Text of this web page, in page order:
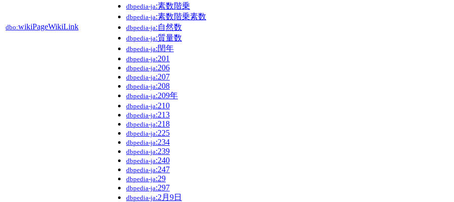
dbo:wikiPageWikiLink
dbpedia-ja:素数階乗
dbpedia-ja:素数階乗素数
dbpedia-ja:自然数
dbpedia-ja:質量数
dbpedia-ja:閏年
dbpedia-ja:201
dbpedia-ja:206
dbpedia-ja:207
dbpedia-ja:208
dbpedia-ja:209年
dbpedia-ja:210
dbpedia-ja:213
dbpedia-ja:218
dbpedia-ja:225
dbpedia-ja:234
dbpedia-ja:239
dbpedia-ja:240
dbpedia-ja:247
dbpedia-ja:29
dbpedia-ja:297
dbpedia-ja:2月9日